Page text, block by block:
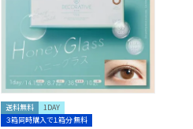
送料無料
1DAY
３箱同時購入で１箱分無料